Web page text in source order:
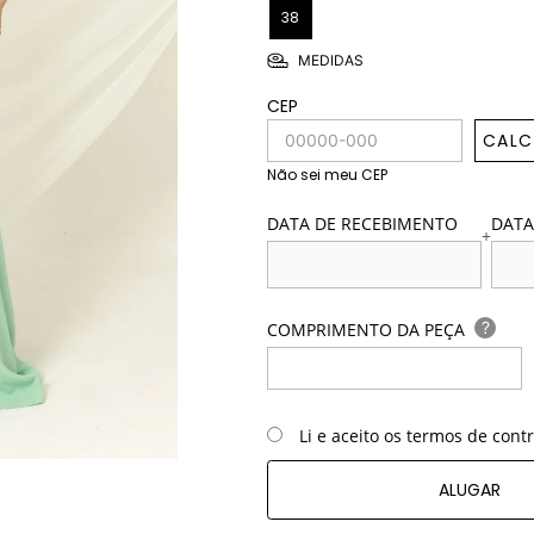
38
MEDIDAS
CEP
Não sei meu CEP
DATA DE RECEBIMENTO +
COMPRIMENTO DA PEÇA ?
Li e aceito os termos de
ALUGAR